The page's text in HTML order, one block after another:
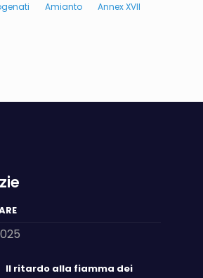
Amianto
Annex XVII
Il ritardo alla fiamma dei